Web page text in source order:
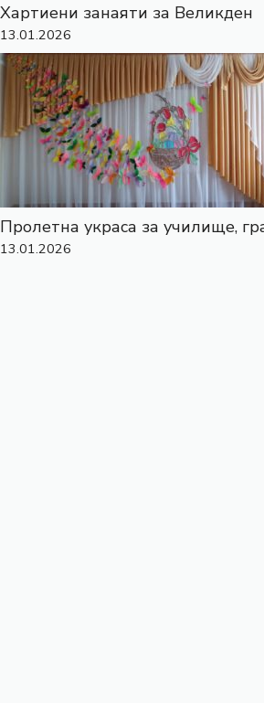
Хартиени занаяти за Великден
13.01.2026
Пролетна украса за училище,
13.01.2026